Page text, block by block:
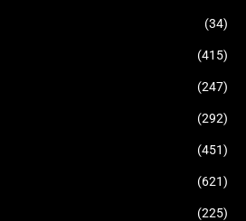
(34)
(415)
(247)
(292)
(451)
(621)
(225)